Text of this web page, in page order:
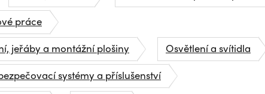
práce
jeřáby a montážní plošiny
Osvětlení a svítidla
systémy a příslušenství